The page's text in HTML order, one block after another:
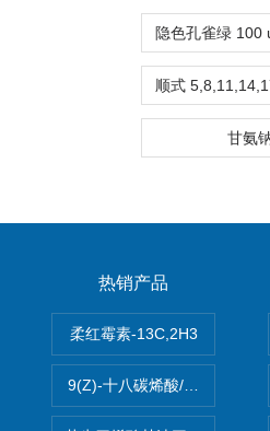
甘氨
热销产品
柔红霉素-13C,2H3
9(Z)-十八碳烯酸/油酸